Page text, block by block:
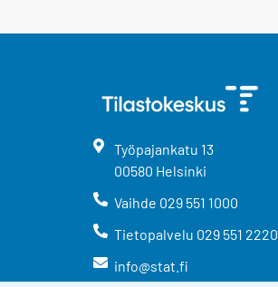
Työpajankatu 13
00580 Helsinki
Vaihde 029 551 1000
Tietopalvelu 029 551 2220
info@stat.fi